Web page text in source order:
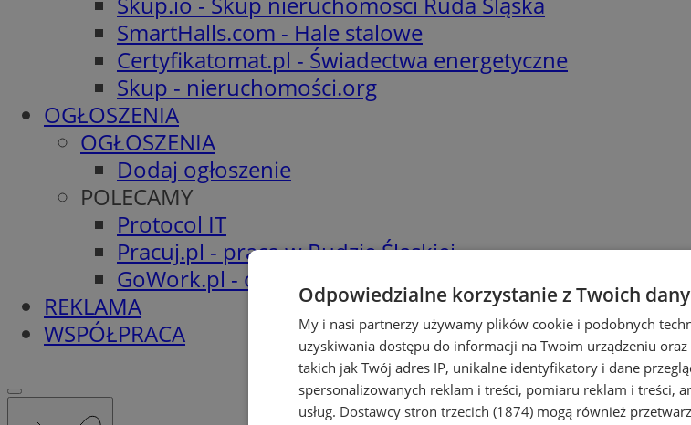
SmartHalls.com - Hale stalowe
Certyfikatomat.pl - Świadectwa energetyczne
Skup - nieruchomości.org
OGŁOSZENIA
OGŁOSZENIA
Dodaj ogłoszenie
POLECAMY
Protocol IT
Pracuj.pl - praca w Rudzie Śląskiej
GoWork.pl - oferty pracy
REKLAMA
WSPÓŁPRACA
Odpowiedzialne korzystanie z Twoich
My i nasi partnerzy używamy plików cookie i podobnych
uzyskiwania dostępu do informacji na Twoim urządzeniu
takich jak Twój adres IP, unikalne identyfikatory i dane
spersonalizowanych reklam i treści, pomiaru reklam i treści,
usług. Dostawcy stron trzecich (1874) mogą również